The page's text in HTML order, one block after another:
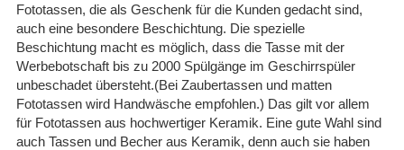
Fototassen, die als Geschenk für die Kunden gedacht sind,
auch eine besondere Beschichtung. Die spezielle
Beschichtung macht es möglich, dass die Tasse mit der
Werbebotschaft bis zu 2000 Spülgänge im Geschirrspüler
unbeschadet übersteht.(Bei Zaubertassen und matten
Fototassen wird Handwäsche empfohlen.) Das gilt vor allem
für Fototassen aus hochwertiger Keramik. Eine gute Wahl sind
auch Tassen und Becher aus Keramik, denn auch sie haben